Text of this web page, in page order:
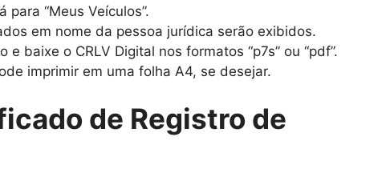
“Meus Veículos”.
em nome da pessoa jurídica serão exibidos.
e baixe o CRLV Digital nos formatos “p7s” ou “pdf”.
imprimir em uma folha A4, se desejar.
de Registro de